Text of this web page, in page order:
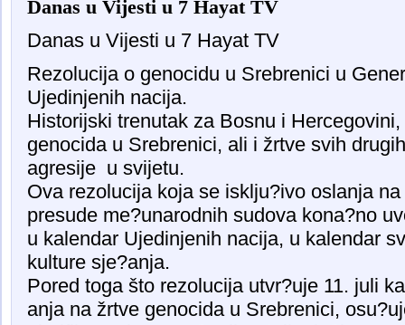
Danas u Vijesti u 7 Hayat TV
Danas u Vijesti u 7 Hayat TV
Rezolucija o genocidu u Srebrenici u
Ujedinjenih nacija.
Historijski trenutak za Bosnu i
genocida u Srebrenici, ali i žrtve svih
agresije u svijetu.
Ova rezolucija koja se isklju?ivo oslanja
presude me?unarodnih sudova kona?no
u kalendar Ujedinjenih nacija, u kalendar
kulture sje?anja.
Pored toga što rezolucija utvr?uje 11. juli
anja na žrtve genocida u Srebrenici,